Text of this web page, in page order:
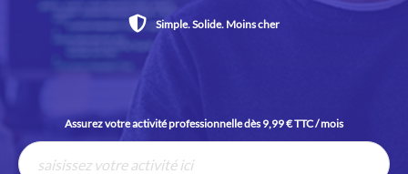
Simple. Solide. Moins cher
Assurez votre activité professionnelle dès 9,99 € TTC / mois